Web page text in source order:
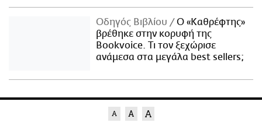
Οδηγός Βιβλίου
Ο «Καθρέφτης»
βρέθηκε στην κορυφή της
Bookvoice. Τι τον ξεχώρισε
ανάμεσα στα μεγάλα best sellers;